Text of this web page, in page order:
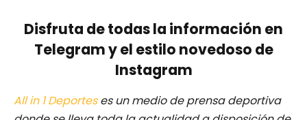
Disfruta de todas la información en
Telegram y el estilo novedoso de
Instagram
All in 1 Deporteses un medio de prensa deportiva